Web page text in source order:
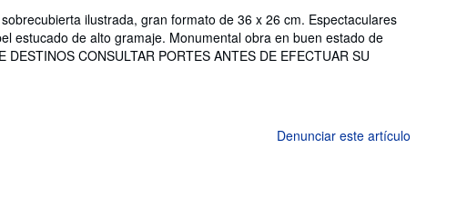
ilustrada, gran formato de 36 x 26 cm. Espectaculares
estucado de alto gramaje. Monumental obra en buen estado de
CONSULTAR PORTES ANTES DE EFECTUAR SU
Denunciar este artículo